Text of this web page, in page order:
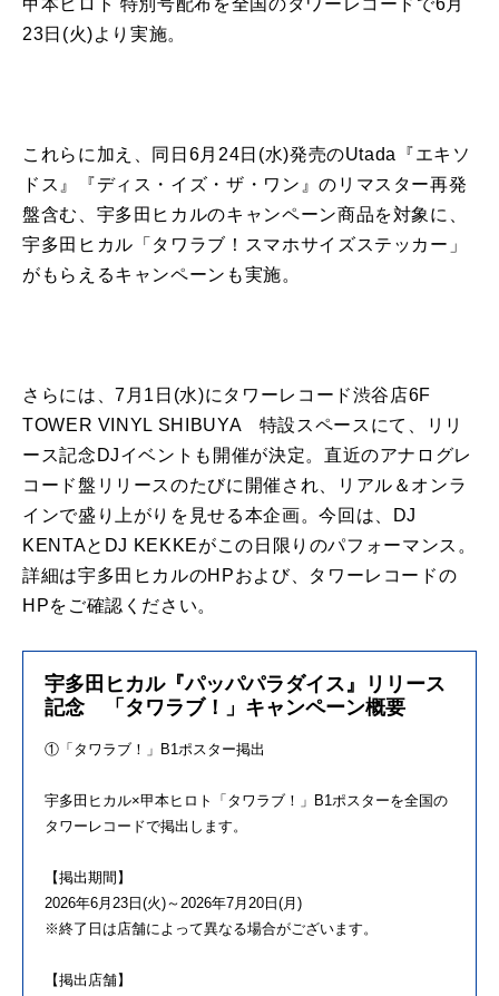
甲本ヒロト 特別号配布を全国のタワーレコードで6月
23日(火)より実施。
これらに加え、同日6月24日(水)発売のUtada『エキソ
ドス』『ディス・イズ・ザ・ワン』のリマスター再発
盤含む、宇多田ヒカルのキャンペーン商品を対象に、
宇多田ヒカル「タワラブ！スマホサイズステッカー」
がもらえるキャンペーンも実施。
さらには、7月1日(水)にタワーレコード渋谷店6F
TOWER VINYL SHIBUYA 特設スペースにて、リリ
ース記念DJイベントも開催が決定。直近のアナログレ
コード盤リリースのたびに開催され、リアル＆オンラ
インで盛り上がりを見せる本企画。今回は、DJ
KENTAとDJ KEKKEがこの日限りのパフォーマンス。
詳細は宇多田ヒカルのHPおよび、タワーレコードの
HPをご確認ください。
宇多田ヒカル『パッパパラダイス』リリース
記念 「タワラブ！」キャンペーン概要
①「タワラブ！」B1ポスター掲出
宇多田ヒカル×甲本ヒロト「タワラブ！」B1ポスターを全国の
タワーレコードで掲出します。
【掲出期間】
2026年6月23日(火)～2026年7月20日(月)
※終了日は店舗によって異なる場合がございます。
【掲出店舗】